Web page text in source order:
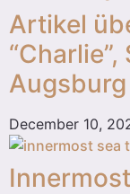
Artikel
Augsburg
December 10,